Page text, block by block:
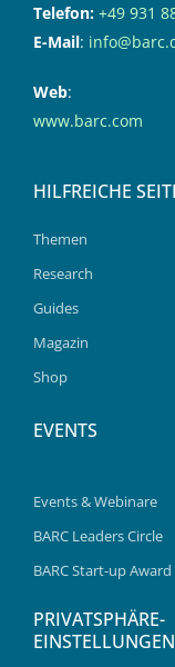
Telefon: +49 931
E-Mail:
Web:
www.barc.com
HILFREICHE
Themen
Research
Guides
Magazin
Shop
EVENTS
Events & Webinare
BARC Leaders Circle
BARC Start-up Award
PRIVATSPHÄRE-
EINSTELLUNGEN